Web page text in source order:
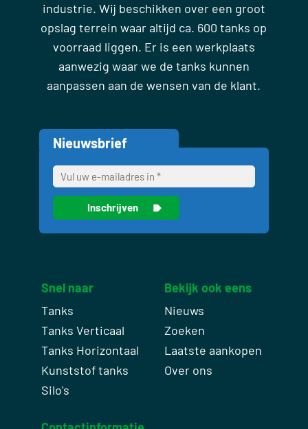
industrie. Wij beschikken over een groot
opslag terrein waar altijd ca. 600 tanks op
voorraad liggen. Er is een werkplaats
aanwezig waar we de tanks kunnen
aanpassen aan de wensen van de klant.
Nieuwsbrief
Snel naar
Tanks
Tanks Verticaal
Tanks Horizontaal
Kunststof tanks
Silo's
Bekijk ook eens
Nieuws
Zoeken
Laatste aankopen
Over ons